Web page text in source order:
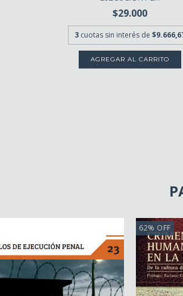
$29.000
3 cuotas sin interés de
62% OFF